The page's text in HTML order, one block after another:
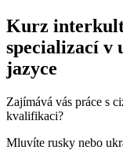
Kurz
specializací v
jazyce
Zajímává vás práce s
kvalifikaci?
Mluvíte rusky nebo